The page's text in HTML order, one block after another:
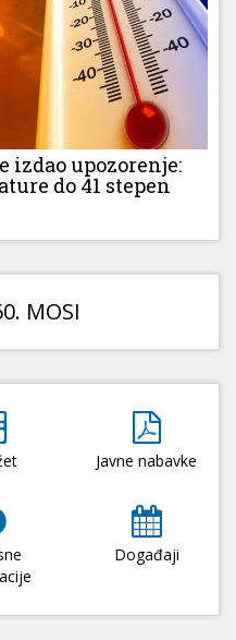
izdao upozorenje:
do 41 stepen
MOSI
Javne nabavke
Događaji